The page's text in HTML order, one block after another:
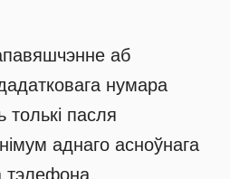
аб
нумара
пасля
аднаго асноўнага
тэлефона.